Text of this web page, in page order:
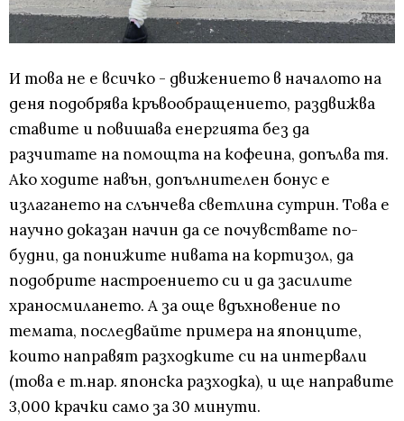
И това не е всичко - движението в началото на
деня подобрява кръвообращението, раздвижва
ставите и повишава енергията без да
разчитате на помощта на кофеина, допълва тя.
Ако ходите навън, допълнителен бонус е
излагането на слънчева светлина сутрин. Това е
научно доказан начин да се почувствате по-
будни, да понижите нивата на кортизол, да
подобрите настроението си и да засилите
храносмилането. А за още вдъхновение по
темата, последвайте примера на японците,
които направят разходките си на интервали
(това е т.нар. японска разходка), и ще направите
3,000 крачки само за 30 минути.